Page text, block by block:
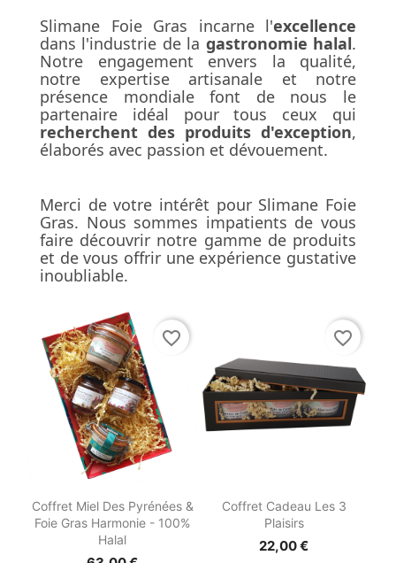
Slimane Foie Gras incarne l'excellence
dans l'industrie de la gastronomie halal.
Notre engagement envers la qualité,
notre expertise artisanale et notre
présence mondiale font de nous le
partenaire idéal pour tous ceux qui
recherchent des produits d'exception,
élaborés avec passion et dévouement.
Merci de votre intérêt pour Slimane Foie
Gras. Nous sommes impatients de vous
faire découvrir notre gamme de produits
et de vous offrir une expérience gustative
inoubliable.
 Aperçu rapide
Coffret Miel Des Pyrénées &
Foie Gras Harmonie - 100%
Halal
favorite_border
Aperçu rapide
Coffret Cadeau Les 3
Plaisirs
22,00 €
favorite_border